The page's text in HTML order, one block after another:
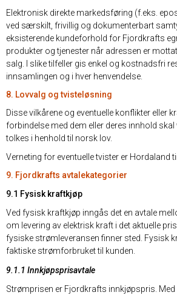
Elektronisk direkte markedsføring (f.eks.
ved særskilt, frivillig og dokumenterbart
eksisterende kundeforhold for Fjordkrafts
produkter og tjenester når adressen er
salg. I slike tilfeller gis enkel og kostnadsfri
innsamlingen og i hver henvendelse.
8. Lovvalg og tvisteløsning
Disse vilkårene og eventuelle konflikter eller
forbindelse med dem eller deres innhold
tolkes i henhold til norsk lov.
Verneting for eventuelle tvister er Hordaland
9. Fjordkrafts avtalekategorier
9.1 Fysisk kraftkjøp
Ved fysisk kraftkjøp inngås det en avtale
om levering av elektrisk kraft i det aktuelle
fysiske strømleveransen finner sted. Fysisk
faktiske strømforbruket til kunden.
9.1.1 Innkjøpsprisavtale
Strømprisen er Fjordkrafts innkjøpspris.